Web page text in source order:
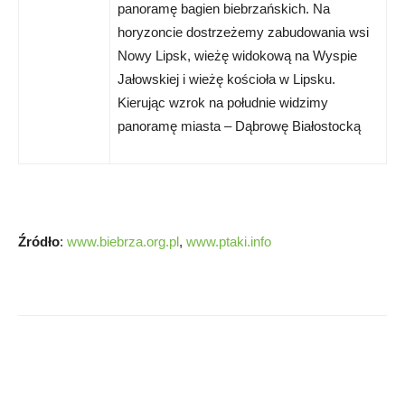
panoramę bagien biebrzańskich. Na
horyzoncie dostrzeżemy zabudowania wsi
Nowy Lipsk, wieżę widokową na Wyspie
Jałowskiej i wieżę kościoła w Lipsku.
Kierując wzrok na południe widzimy
panoramę miasta – Dąbrowę Białostocką
Źródło: www.biebrza.org.pl, www.ptaki.info